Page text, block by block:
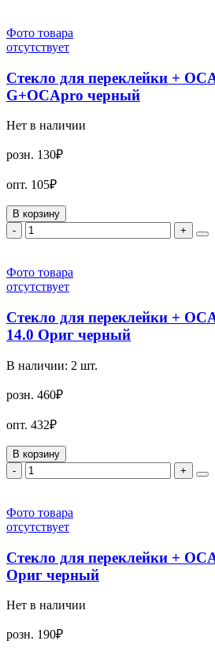
Фото товара
отсутствует
Стекло для переклейки +
G+OCApro черный
Нет в наличии
розн. 130₽
опт. 105₽
В корзину
-
+
Фото товара
отсутствует
Стекло для переклейки +
14.0 Ориг черный
В наличии: 2 шт.
розн. 460₽
опт. 432₽
В корзину
-
+
Фото товара
отсутствует
Стекло для переклейки +
Ориг черный
Нет в наличии
розн. 190₽